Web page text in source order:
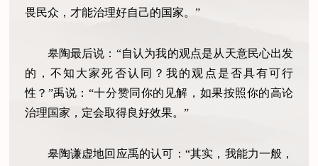
畏民众，才能治理好自己的国家。”
皋陶最后说：“自认为我的观点是从天意民心出发
的，不知大家死否认同？我的观点是否具有可行
性？”禹说：“十分赞同你的见解，如果按照你的高论
治理国家，定会取得良好效果。”
皋陶谦虚地回应禹的认可：“其实，我能力一般，